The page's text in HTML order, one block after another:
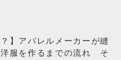
？】アパレルメーカーが縫
服を作るまでの流れ そ